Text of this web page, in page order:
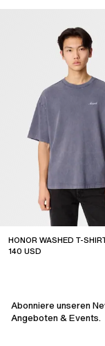
HONOR WASHED T-
140 USD
Abonniere unseren
Angeboten & Events.